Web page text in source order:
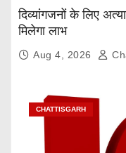
दिव्यांगजनों के लिए
मिलेगा लाभ
Aug 4, 2026
CHATTISGARH